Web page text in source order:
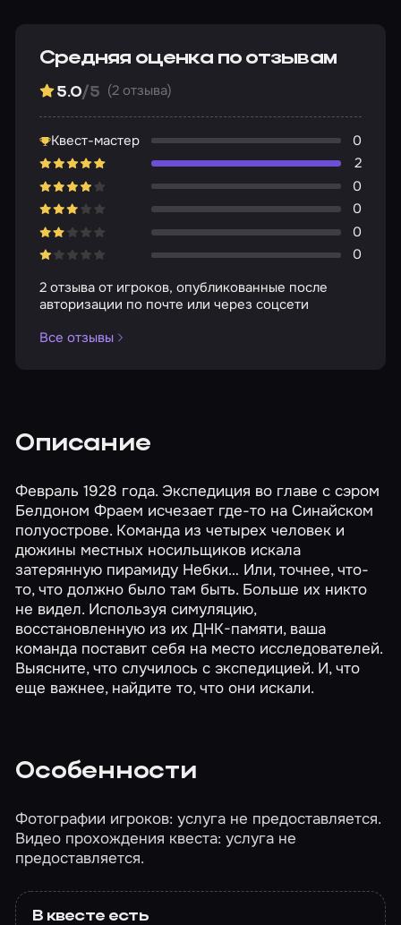
Средняя оценка по отзывам
5.0/5 (2 отзыва)
Квест-мастер
0
2
0
0
0
0
2 отзыва от игроков, опубликованные после
авторизации по почте или через соцсети
Все отзывы
Описание
Февраль 1928 года. Экспедиция во главе с сэром
Белдоном Фраем исчезает где-то на Синайском
полуострове. Команда из четырех человек и
дюжины местных носильщиков искала
затерянную пирамиду Небки… Или, точнее, что-
то, что должно было там быть. Больше их никто
не видел. Используя симуляцию,
восстановленную из их ДНК-памяти, ваша
команда поставит себя на место исследователей.
Выясните, что случилось с экспедицией. И, что
еще важнее, найдите то, что они искали.
Особенности
Фотографии игроков: услуга не предоставляется.
Видео прохождения квеста: услуга не
предоставляется.
В квесте есть